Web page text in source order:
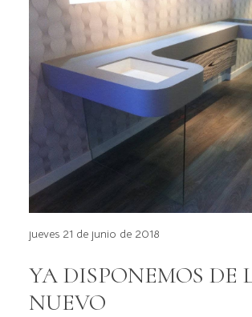
jueves 21 de junio de 2018
YA DISPONEMOS DE
NUEVO